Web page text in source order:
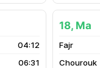
04:12
06:31
18, Ma